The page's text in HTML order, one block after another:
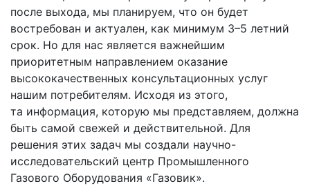
после выхода, мы планируем, что он будет
востребован и актуален, как минимум 3–5 летний
срок. Но для нас является важнейшим
приоритетным направлением оказание
высококачественных консультационных услуг
нашим потребителям. Исходя из этого,
та информация, которую мы представляем, должна
быть самой свежей и действительной. Для
решения этих задач мы создали научно-
исследовательский центр Промышленного
Газового Оборудования «Газовик».